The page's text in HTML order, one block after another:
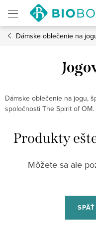
obsah
Dámske oblečenie na
Dámske oblečenie na jogu,
spoločnosti The Spirit of OM.
Produkty
Môžete sa ale